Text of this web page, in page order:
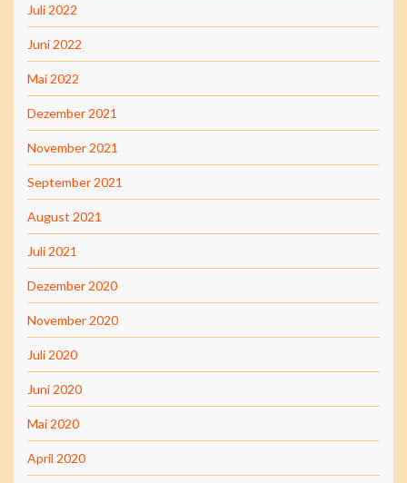
Juli 2022
Juni 2022
Mai 2022
Dezember 2021
November 2021
September 2021
August 2021
Juli 2021
Dezember 2020
November 2020
Juli 2020
Juni 2020
Mai 2020
April 2020